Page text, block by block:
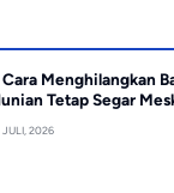
Menghilangkan
Tetap Segar
JULI, 2026